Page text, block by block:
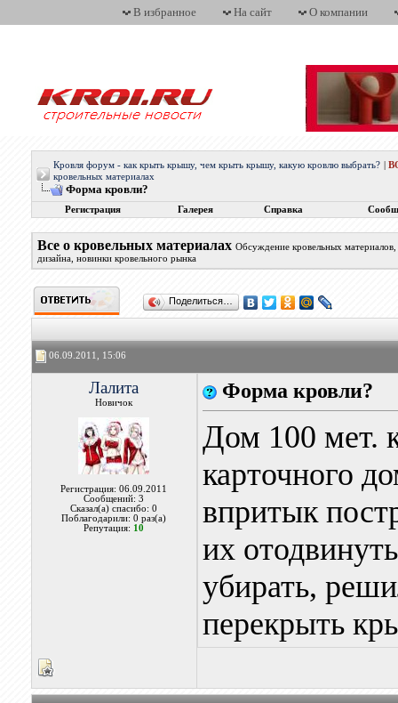
В избранное На сайт О компании
Кровля форум - как крыть крышу, чем крыть крышу, какую кровлю выбрать?
кровельных материалах
Форма кровли?
Регистрация Галерея Справка
Все о кровельных материалах Обсуждение кровельных
дизайна, новинки кровельного рынка
Поделиться…
06.09.2011, 15:06
Лалита
Новичок
Регистрация: 06.09.2011
Сообщений: 3
Сказал(а) спасибо: 0
Поблагодарили: 0 раз(а)
Репутация: 10
Форма кровли?
Дом 100 мет.
карточного
впритык
их
убирать,
перекрыть